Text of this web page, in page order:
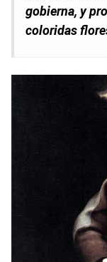
gobierna, y
coloridas